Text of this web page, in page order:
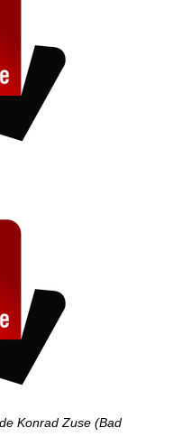
Konrad Zuse (Bad